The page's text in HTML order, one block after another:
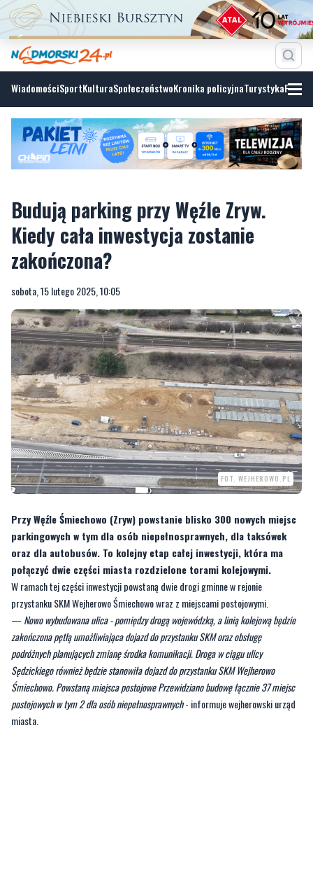
WiadomościSportKulturaSpołeczeństwoKronika policyjnaTurystyka
Budują parking przy Węźle Zryw.
zakończona?
sobota, 15 lutego 2025, 10:05
FOT. WEJHEROWO.PL
Przy Węźle Śmiechowo (Zryw) powstanie blisko 300 nowych miejsc
parkingowych w tym dla osób niepełnosprawnych, dla taksówek
połączyć dwie części miasta rozdzielone torami kolejowymi.
W ramach tej części inwestycji powstaną dwie drogi gminne w rejonie
przystanku SKM Wejherowo Śmiechowo wraz z miejscami postojowymi.
—Nowo wybudowana ulica - pomiędzy drogą wojewódzką, a linią kolejową będzie
zakończona pętlą umożliwiająca dojazd do przystanku SKM oraz obsługę
podróżnych planujących zmianę środka komunikacji. Droga w ciągu ulicy
Sędzickiego również będzie stanowiła dojazd do przystanku SKM Wejherowo
Śmiechowo. Powstaną miejsca postojowe Przewidziano budowę łącznie 37 miejsc
postojowych w tym 2 dla osób niepełnosprawnych- informuje wejherowski urząd
miasta.